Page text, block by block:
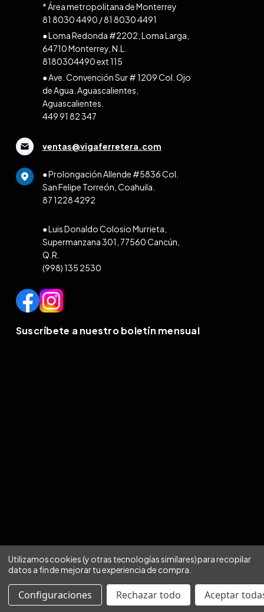
* Área metropolitana de Monterrey
81 8030 4490 /81 8030 4491
● Loma Redonda #2202, Loma Larga,
64710 Monterrey, N.L.
8180304490 ext 115
● Ave. Convención Sur # 1209 Col. Ojo
de Agua. Aguascalientes,
Aguascalientes.
449 91 82 347
ventas@vigaferretera.com
● Prolongación Allende #5836 Col.
San Felipe Torreón, Coahuila.
87 1228 4292
● Luis Donaldo Colosio Murrieta,
Supermanzana 301, 77560 Cancún,
Q.R.
(998) 135 2530
Suscríbete a nuestro boletín mensual
Aviso de privacidad
Utilizamos cookies (y otras tecnologías similares) para recopilar
datos a fin de mejorar tu experiencia de compra.
Configuraciones Rechazar todo Aceptar